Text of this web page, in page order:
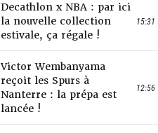
Decathlon x NBA : par ici
la nouvelle collection
estivale, ça régale !
15:31
Victor Wembanyama
reçoit les Spurs à
Nanterre : la prépa est
lancée !
12:56